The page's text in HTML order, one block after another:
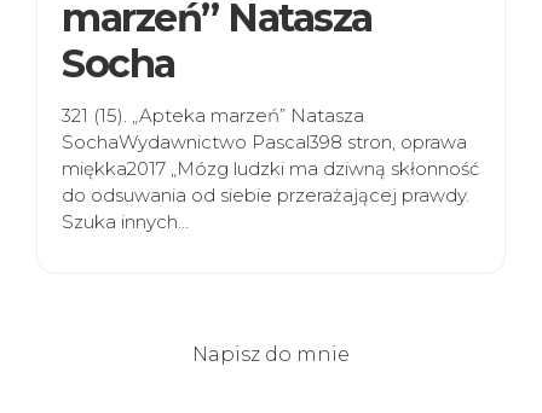
marzeń” Natasza
Socha
321 (15). „Apteka marzeń” Natasza
SochaWydawnictwo Pascal398 stron, oprawa
miękka2017 „Mózg ludzki ma dziwną skłonność
do odsuwania od siebie przerażającej prawdy.
Szuka innych…
Napisz do mnie